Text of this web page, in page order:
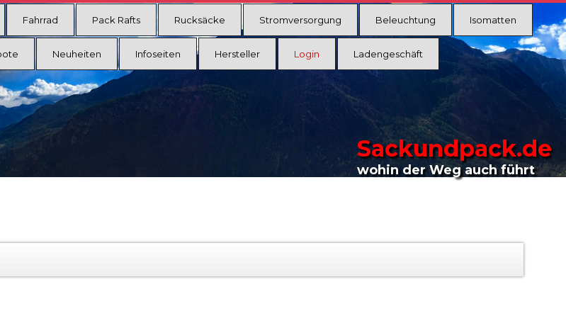
Fahrrad Pack Rafts Rucksäcke Stromversorgung Beleuchtung Isomatten
Neuheiten Infoseiten Hersteller Login Ladengeschäft
Sackundpack.de
wohin der Weg auch führt